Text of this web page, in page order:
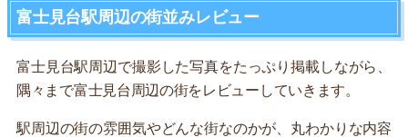
富士見台駅周辺の街並みレビュー
富士見台駅周辺で撮影した写真をたっぷり掲載しながら、
隅々まで富士見台周辺の街をレビューしていきます。
駅周辺の街の雰囲気やどんな街なのかが、丸わかりな内容